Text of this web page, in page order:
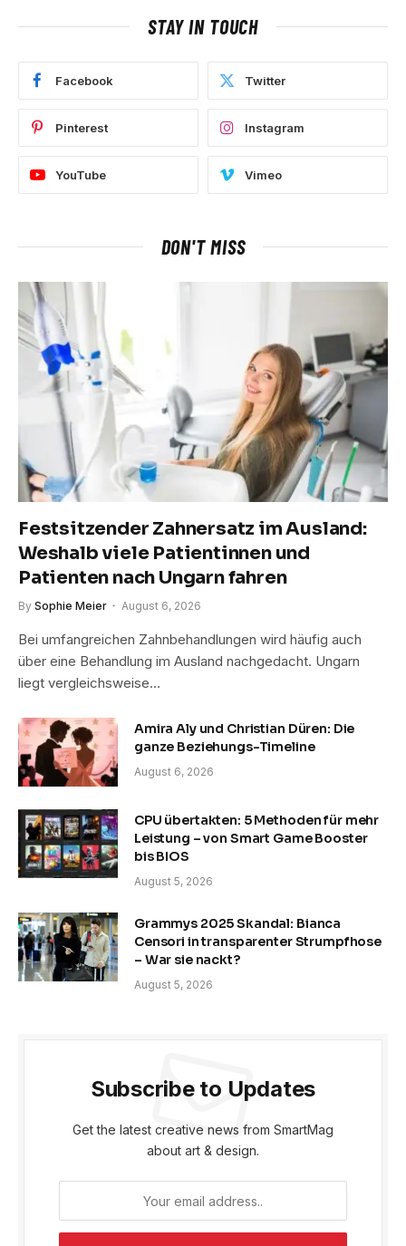
STAY IN TOUCH
Facebook Twitter
Pinterest Instagram
YouTube Vimeo
DON'T MISS
Festsitzender Zahnersatz im Ausland:
Weshalb viele Patientinnen und
Patienten nach Ungarn fahren
By Sophie Meier August 6, 2026
Bei umfangreichen Zahnbehandlungen wird häufig auch
über eine Behandlung im Ausland nachgedacht. Ungarn
liegt vergleichsweise…
Amira Aly und Christian Düren: Die
ganze Beziehungs-Timeline
August 6, 2026
CPU übertakten: 5 Methoden für mehr
Leistung – von Smart Game Booster
bis BIOS
August 5, 2026
Grammys 2025 Skandal: Bianca
Censori in transparenter Strumpfhose
– War sie nackt?
August 5, 2026
Subscribe to Updates
Get the latest creative news from SmartMag
about art & design.